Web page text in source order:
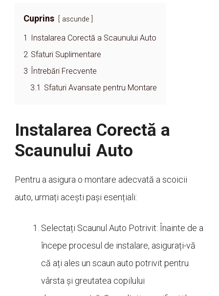
Cuprins ascunde
1
Instalarea Corectă a Scaunului Auto
2 Sfaturi Suplimentare
3 Întrebări Frecvente
3.1 Sfaturi Avansate pentru Montare
Instalarea Corectă a
Scaunului Auto
Pentru a asigura o montare adecvată a scoicii
auto, urmați acești pași esențiali:
Selectați Scaunul Auto Potrivit: Înainte de a
începe procesul de instalare, asigurați-vă
că ați ales un scaun auto potrivit pentru
vârsta și greutatea copilului